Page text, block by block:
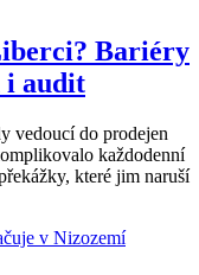
Bariéry
i audit
vedoucí do prodejen
každodenní
které jim naruší